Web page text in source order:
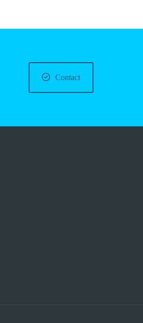
Contact